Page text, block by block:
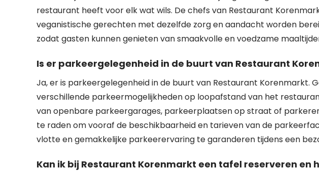
restaurant heeft voor elk wat wils. De chefs van Restaurant
veganistische gerechten met dezelfde zorg en aandacht worden
zodat gasten kunnen genieten van smaakvolle en voedzame
Is er parkeergelegenheid in de buurt van Restaurant
Ja, er is parkeergelegenheid in de buurt van Restaurant Korenmarkt.
verschillende parkeermogelijkheden op loopafstand van het
van openbare parkeergarages, parkeerplaatsen op straat of
te raden om vooraf de beschikbaarheid en tarieven van de
vlotte en gemakkelijke parkeerervaring te garanderen tijdens een
Kan ik bij Restaurant Korenmarkt een tafel reserveren en